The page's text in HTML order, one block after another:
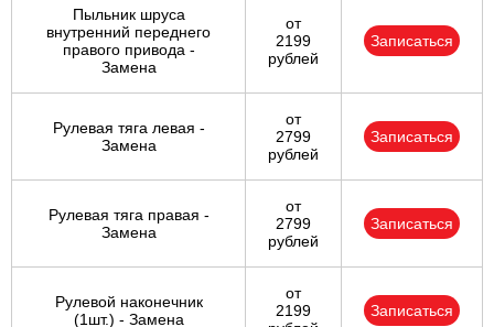
Пыльник шруса
внутренний переднего
правого привода -
Замена
от
2199
рублей
Записаться
Рулевая тяга левая -
Замена
от
2799
рублей
Записаться
Рулевая тяга правая -
Замена
от
2799
рублей
Записаться
Рулевой наконечник
(1шт.) - Замена
от
2199
Записаться